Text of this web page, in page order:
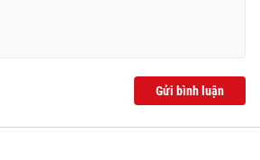
Gửi bình luận